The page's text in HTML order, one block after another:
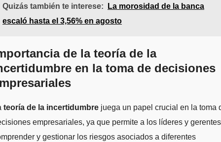
Quizás también te interese:
La morosidad de la banca
escaló hasta el 3,56% en agosto
de la teoría de la
en la toma de decisiones
teoría de la incertidumbre juega un papel crucial en la toma
empresariales, ya que permite a los líderes y gerentes
y gestionar los riesgos asociados a diferentes